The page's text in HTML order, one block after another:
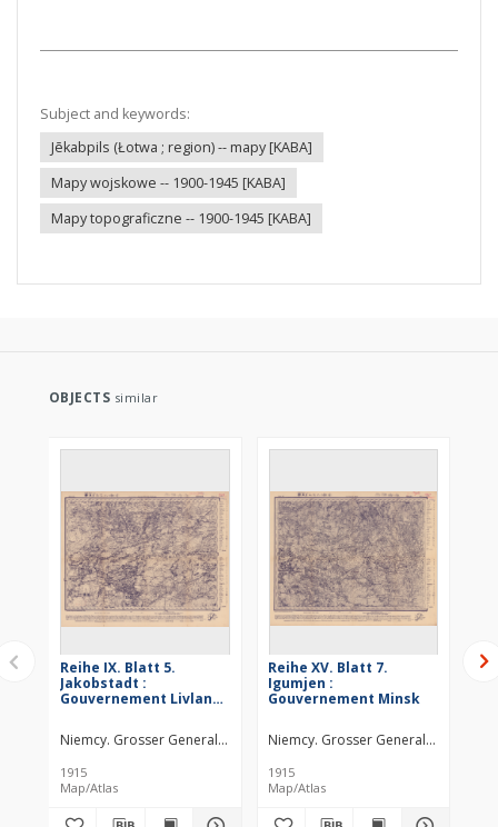
Subject and keywords:
Jēkabpils (Łotwa ; region) -- mapy [KABA]
Mapy wojskowe -- 1900-1945 [KABA]
Mapy topograficzne -- 1900-1945 [KABA]
OBJECTS similar
Reihe IX. Blatt 5.
Jakobstadt :
Gouvernement Livland,
Niemcy. Grosser Generalstab. Kartographische Abteilung. Redaktor
1915
Map/Atlas
Reihe XV. Blatt 7.
Igumjen :
Gouvernement Minsk
Niemcy. Grosser Generalstab.
1915
Map/Atlas